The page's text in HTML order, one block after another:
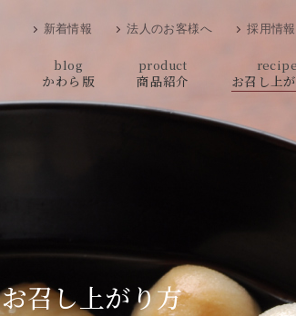
新着情報 法人のお客様へ 採用情報
blog
かわら版
product
商品紹介
recipe
お召し上
お召し上がり方